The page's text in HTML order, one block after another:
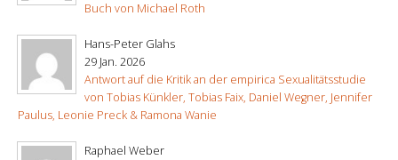
Buch von Michael Roth
Hans-Peter Glahs
29 Jan. 2026
Antwort auf die Kritik an der empirica Sexualitätsstudie
von Tobias Künkler, Tobias Faix, Daniel Wegner, Jennifer
Paulus, Leonie Preck & Ramona Wanie
Raphael Weber